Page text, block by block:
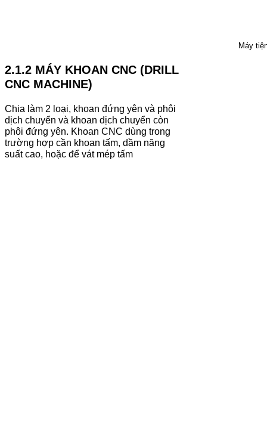
Máy tiện
2.1.2 MÁY KHOAN CNC (DRILL
CNC MACHINE)
Chia làm 2 loại, khoan đứng yên và phôi
dịch chuyển và khoan dịch chuyển còn
phôi đứng yên. Khoan CNC dùng trong
trường hợp cần khoan tấm, dầm năng
suất cao, hoặc để vát mép tấm